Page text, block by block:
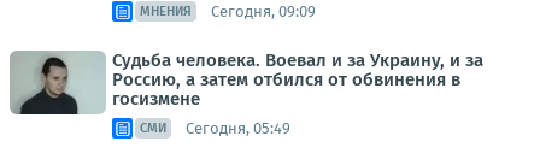
МНЕНИЯ Сегодня, 09:09
Судьба человека. Воевал и за Украину, и за
Россию, а затем отбился от обвинения в
госизмене
СМИ Сегодня, 05:49